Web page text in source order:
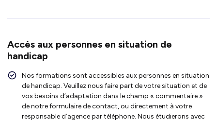
Accès aux personnes en situation de
handicap
Nos formations sont accessibles aux personnes en situation
de handicap. Veuillez nous faire part de votre situation et de
vos besoins d’adaptation dans le champ « commentaire »
de notre formulaire de contact, ou directement à votre
responsable d’agence par téléphone. Nous étudierons avec